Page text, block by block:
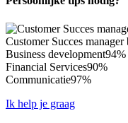
Customer Succes
Business development94%
Financial Services90%
Communicatie97%
Ik help je graag